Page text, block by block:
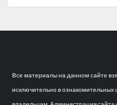
Все материалы на данном сайте
исключительно в